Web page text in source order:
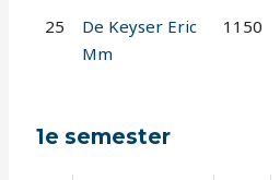
25
De Keyser Eric
Mm
1150
1e semester